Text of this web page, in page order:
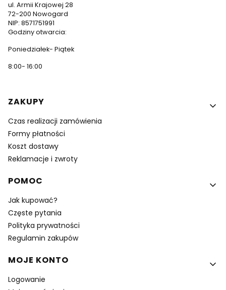
ul. Armii Krajowej 28
72-200 Nowogard
NIP: 8571751991
Godziny otwarcia:
Poniedziałek- Piątek
8:00- 16:00
Linki w stopce
ZAKUPY
Czas realizacji zamówienia
Formy płatności
Koszt dostawy
Reklamacje i zwroty
POMOC
Jak kupować?
Częste pytania
Polityka prywatności
Regulamin zakupów
MOJE KONTO
Logowanie